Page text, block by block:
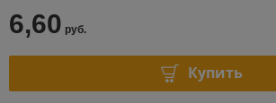
6,60 руб.
Купить